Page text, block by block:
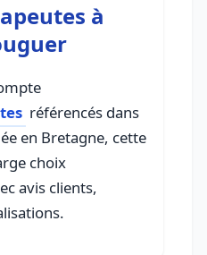
à
référencés dans
en Bretagne, cette
choix
avis clients,